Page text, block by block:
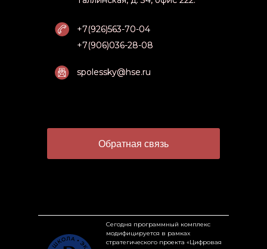
+7(906)036-28-08
+7(926)563-70-04
spolessky@hse.ru
Сегодня программный комплекс
модифицируется в рамках
стратегического проекта «Цифровая
Обратная связь
+7(906)036-28-08
+7(926)563-70-04
spolessky@hse.ru